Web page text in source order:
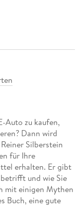
Auto zu kaufen,
Dann wird
Silberstein
für Ihre
erhalten. Er gibt
und wie Sie
mit einigen Mythen
Buch, eine gute